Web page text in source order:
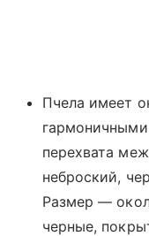
Пчела имеет
перехвата
неброский,
Размер —
черные,